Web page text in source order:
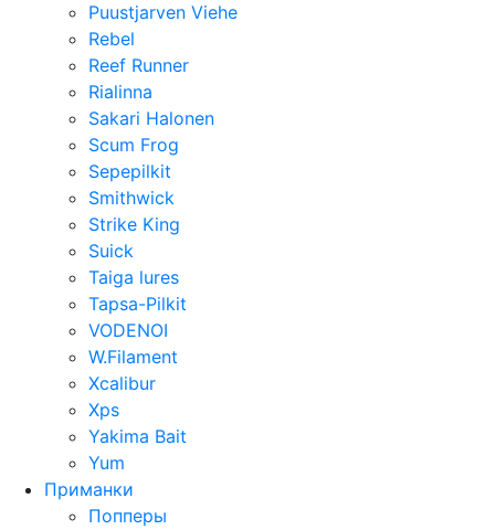
Puustjarven Viehe
Rebel
Reef Runner
Rialinna
Sakari Halonen
Scum Frog
Sepepilkit
Smithwick
Strike King
Suick
Taiga lures
Tapsa-Pilkit
VODENOI
W.Filament
Xcalibur
Xps
Yakima Bait
Yum
Приманки
Попперы